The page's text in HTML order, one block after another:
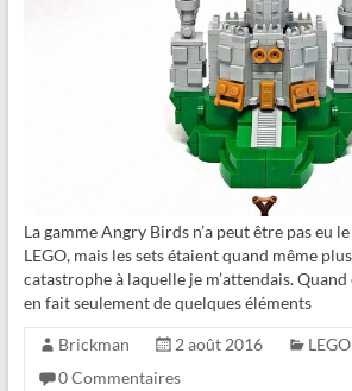
La gamme Angry Birds n’a peut être pas eu
LEGO, mais les sets étaient quand même
catastrophe à laquelle je m’attendais.
en fait seulement de quelques éléments
Brickman 2 août 2016
0 Commentaires